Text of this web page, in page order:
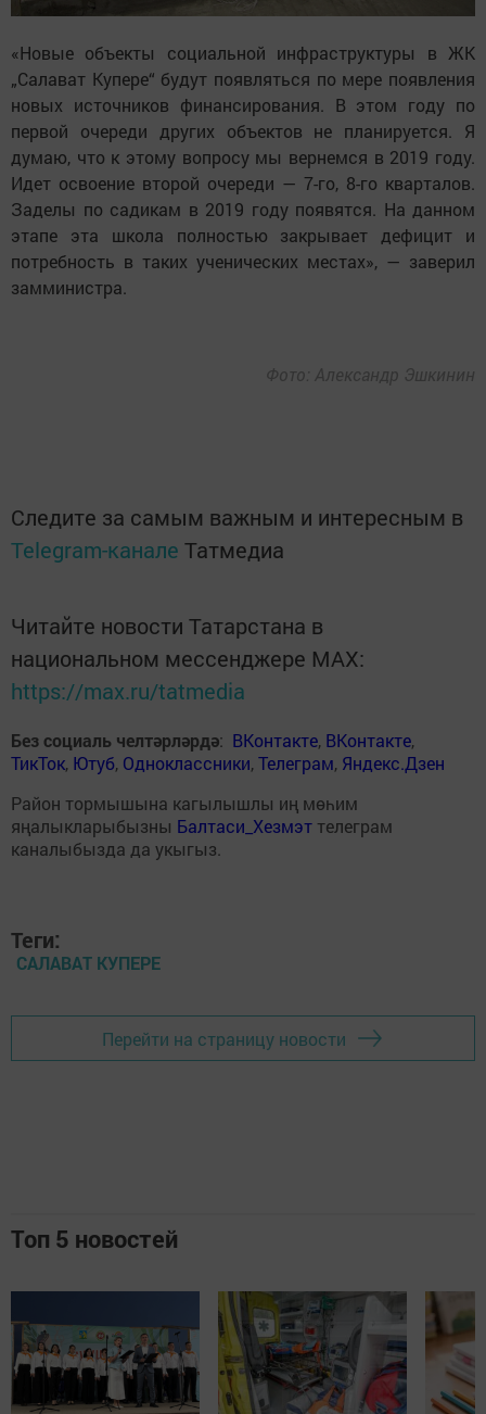
«Новые объекты социальной инфраструктуры в ЖК
„Салават Купере“ будут появляться по мере появления
новых источников финансирования. В этом году по
первой очереди других объектов не планируется. Я
думаю, что к этому вопросу мы вернемся в 2019 году.
Идет освоение второй очереди — 7-го, 8-го кварталов.
Заделы по садикам в 2019 году появятся. На данном
этапе эта школа полностью закрывает дефицит и
потребность в таких ученических местах», — заверил
замминистра.
Фото: Александр Эшкинин
Следите за самым важным и интересным в
Telegram-канале Татмедиа
Читайте новости Татарстана в
национальном мессенджере MАХ:
https://max.ru/tatmedia
Без социаль челтәрләрдә: ВКонтакте, ВКонтакте,
ТикТок, Ютуб, Одноклассники,Телеграм, Яндекс.Дзен
Район тормышына кагылышлы иң мөһим
яңалыкларыбызны Балтаси_Хезмэт телеграм
каналыбызда да укыгыз.
Теги:
САЛАВАТ КУПЕРЕ
Перейти на страницу новости
Топ 5 новостей